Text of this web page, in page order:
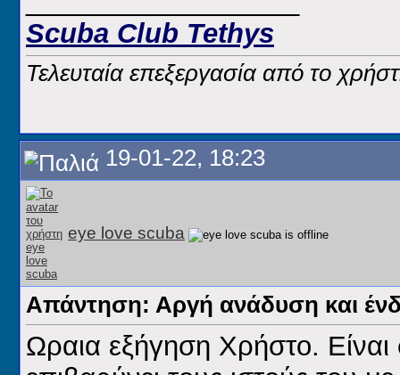
Scuba Club Tethys
Τελευταία επεξεργασία από το
19-01-22, 18:23
eye love scuba
Απάντηση: Αργή ανάδυση και
Ωραια εξήγηση Χρήστο. Είναι